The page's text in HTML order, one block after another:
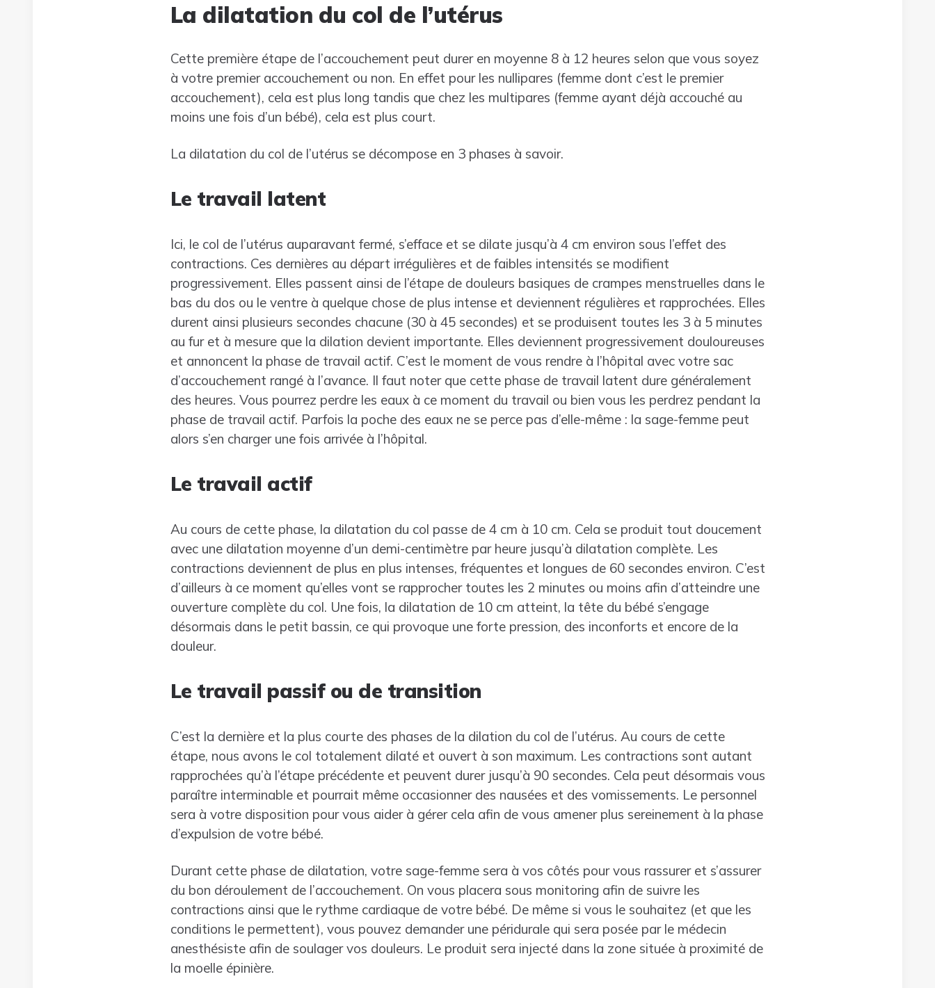
La dilatation du col de l’utérus
Cette première étape de l’accouchement peut durer en moyenne 8 à 12 heures selon que vous soyez
à votre premier accouchement ou non. En effet pour les nullipares (femme dont c’est le premier
accouchement), cela est plus long tandis que chez les multipares (femme ayant déjà accouché au
moins une fois d’un bébé), cela est plus court.
La dilatation du col de l’utérus se décompose en 3 phases à savoir.
Le travail latent
Ici, le col de l’utérus auparavant fermé, s’efface et se dilate jusqu’à 4 cm environ sous l’effet des
contractions. Ces dernières au départ irrégulières et de faibles intensités se modifient
progressivement. Elles passent ainsi de l’étape de douleurs basiques de crampes menstruelles dans le
bas du dos ou le ventre à quelque chose de plus intense et deviennent régulières et rapprochées. Elles
durent ainsi plusieurs secondes chacune (30 à 45 secondes) et se produisent toutes les 3 à 5 minutes
au fur et à mesure que la dilation devient importante. Elles deviennent progressivement douloureuses
et annoncent la phase de travail actif. C’est le moment de vous rendre à l’hôpital avec votre sac
d’accouchement rangé à l’avance. Il faut noter que cette phase de travail latent dure généralement
des heures. Vous pourrez perdre les eaux à ce moment du travail ou bien vous les perdrez pendant la
phase de travail actif. Parfois la poche des eaux ne se perce pas d’elle-même : la sage-femme peut
alors s’en charger une fois arrivée à l’hôpital.
Le travail actif
Au cours de cette phase, la dilatation du col passe de 4 cm à 10 cm. Cela se produit tout doucement
avec une dilatation moyenne d’un demi-centimètre par heure jusqu’à dilatation complète. Les
contractions deviennent de plus en plus intenses, fréquentes et longues de 60 secondes environ. C’est
d’ailleurs à ce moment qu’elles vont se rapprocher toutes les 2 minutes ou moins afin d’atteindre une
ouverture complète du col. Une fois, la dilatation de 10 cm atteint, la tête du bébé s’engage
désormais dans le petit bassin, ce qui provoque une forte pression, des inconforts et encore de la
douleur.
Le travail passif ou de transition
C’est la dernière et la plus courte des phases de la dilation du col de l’utérus. Au cours de cette
étape, nous avons le col totalement dilaté et ouvert à son maximum. Les contractions sont autant
rapprochées qu’à l’étape précédente et peuvent durer jusqu’à 90 secondes. Cela peut désormais vous
paraître interminable et pourrait même occasionner des nausées et des vomissements. Le personnel
sera à votre disposition pour vous aider à gérer cela afin de vous amener plus sereinement à la phase
d’expulsion de votre bébé.
Durant cette phase de dilatation, votre sage-femme sera à vos côtés pour vous rassurer et s’assurer
du bon déroulement de l’accouchement. On vous placera sous monitoring afin de suivre les
contractions ainsi que le rythme cardiaque de votre bébé. De même si vous le souhaitez (et que les
conditions le permettent), vous pouvez demander une péridurale qui sera posée par le médecin
anesthésiste afin de soulager vos douleurs. Le produit sera injecté dans la zone située à proximité de
la moelle épinière.